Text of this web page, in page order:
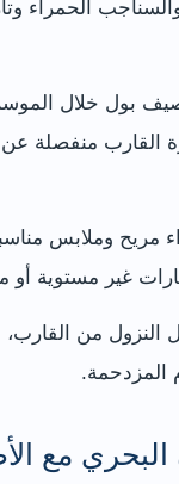
الحمراء
بول خلال
القارب منفصلة
مريح وملابس
غير مستوية أو
النزول من القارب،
المزدحمة.
مع